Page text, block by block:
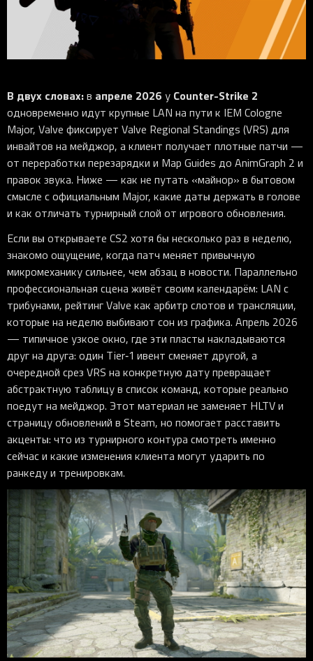
Рюкзаки
Аксессуары
Pro Click
Аксессуары для мышей
Игровые мыши
Tartarus
Аксессуары для клавиатур
Все клавиатуры
Hammerhead
Аксессуары для аудио
Все аудио для ПК
Wireless Control Pod
Kraken Kitty
Контроллеры
Ripsaw
Все устройства
Goliathus
HyperFlux V2
Sphex
Gigantus
Pro Glide
Pro Click V2
Pro Click V2 Vertical
Pro Type Ergo
Pro Glide XXL
Аксессуары
Коллаборации
Софт
Synapse 3
Chroma™ RGB
THX Spatial
7.1 Sound
Synapse 2 Legacy
Virtual Ring Light
Razer Axon
Streamer Companion App
Cortex
iOS-приложения
Киберспорт
Игровые ивенты
В двух словах:в апреле 2026 у Counter-Strike 2
одновременно идут крупные LAN на пути к IEM Cologne
Major, Valve фиксирует Valve Regional Standings (VRS) для
инвайтов на мейджор, а клиент получает плотные патчи —
от переработки перезарядки и Map Guides до AnimGraph 2 и
правок звука. Ниже — как не путать «майнор» в бытовом
смысле с официальным Major, какие даты держать в голове
и как отличать турнирный слой от игрового обновления.
Если вы открываете CS2 хотя бы несколько раз в неделю,
знакомо ощущение, когда патч меняет привычную
микромеханику сильнее, чем абзац в новости. Параллельно
профессиональная сцена живёт своим календарём: LAN с
трибунами, рейтинг Valve как арбитр слотов и трансляции,
которые на неделю выбивают сон из графика. Апрель 2026
— типичное узкое окно, где эти пласты накладываются
друг на друга: один Tier‑1 ивент сменяет другой, а
очередной срез VRS на конкретную дату превращает
абстрактную таблицу в список команд, которые реально
поедут на мейджор. Этот материал не заменяет HLTV и
страницу обновлений в Steam, но помогает расставить
акценты: что из турнирного контура смотреть именно
сейчас и какие изменения клиента могут ударить по
ранкеду и тренировкам.